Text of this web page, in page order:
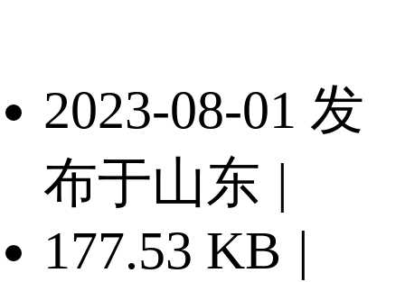
2023-08-01 发
布于山东 |
177.53 KB |